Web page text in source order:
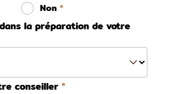
Non
la préparation de votre
conseiller